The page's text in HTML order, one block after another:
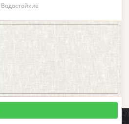
Водостойкие